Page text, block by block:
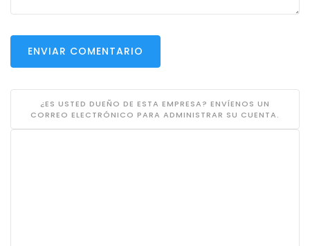
ENVIAR COMENTARIO
¿ES USTED DUEÑO DE ESTA EMPRESA? ENVÍENOS UN
CORREO ELECTRÓNICO PARA ADMINISTRAR SU CUENTA.